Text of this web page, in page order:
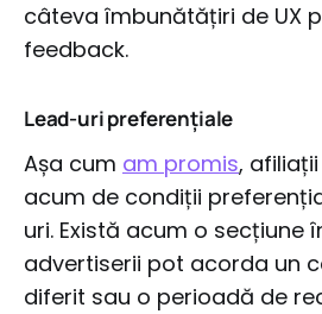
câteva îmbunătățiri de UX
feedback.
Lead-uri preferențiale
Așa cum am promis,
acum de condiții
uri. Există acum o secțiune
advertiserii pot acorda un
diferit sau o perioadă de